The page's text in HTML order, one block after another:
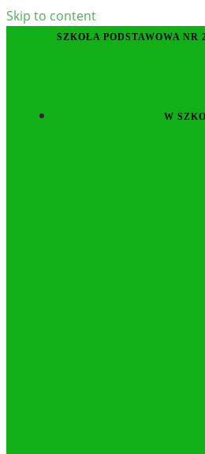
Skip to content
SZKOŁA PODSTAWOWA NR
W